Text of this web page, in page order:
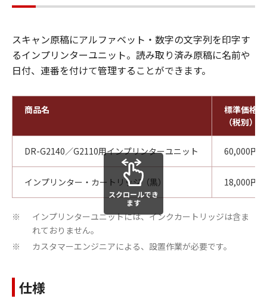
スキャン原稿にアルファベット・数字の文字列を印字す
るインプリンターユニット。読み取り済み原稿に名前や
日付、連番を付けて管理することができます。
商品名
標準価格
（税別）
DR-G2140／G2110用インプリンターユニット 60,000円
インプリンター・カートリッジ（黒） 18,000円
※
インプリンターユニットには、インクカートリッジは含ま
れておりません。
※ カスタマーエンジニアによる、設置作業が必要です。
スクロールでき
ます
仕様